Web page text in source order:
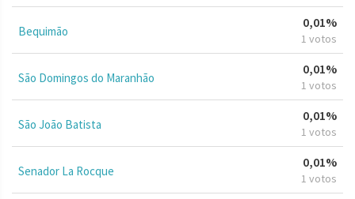
Bequimão
0,01%
1 votos
São Domingos do Maranhão
0,01%
1 votos
São João Batista
0,01%
1 votos
Senador La Rocque
0,01%
1 votos